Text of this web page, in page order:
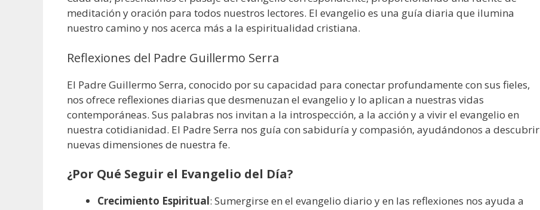
meditación y oración para todos nuestros lectores. El evangelio es una guía diaria que ilumina
nuestro camino y nos acerca más a la espiritualidad cristiana.
Reflexiones del Padre Guillermo Serra
El Padre Guillermo Serra, conocido por su capacidad para conectar profundamente con sus fieles,
nos ofrece reflexiones diarias que desmenuzan el evangelio y lo aplican a nuestras vidas
contemporáneas. Sus palabras nos invitan a la introspección, a la acción y a vivir el evangelio en
nuestra cotidianidad. El Padre Serra nos guía con sabiduría y compasión, ayudándonos a descubrir
nuevas dimensiones de nuestra fe.
¿Por Qué Seguir el Evangelio del Día?
Crecimiento Espiritual: Sumergirse en el evangelio diario y en las reflexiones nos ayuda a